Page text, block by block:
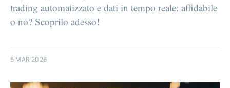
trading automatizzato e dati in tempo reale: affidabile
o no? Scoprilo adesso!
5 MAR 2026